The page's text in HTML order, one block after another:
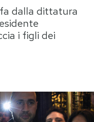
Idee
Boomer!
dalla dittatura
i figli dei